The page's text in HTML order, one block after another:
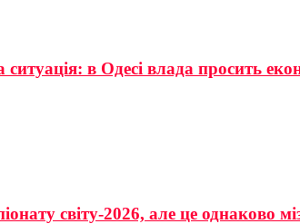
ситуація: в Одесі влада просить
світу-2026, але це